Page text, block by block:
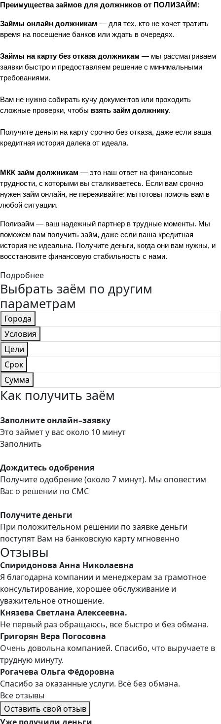
Преимущества займов для должников от ПОЛИЗАЙМ:
Займы онлайн должникам — для тех, кто не хочет тратить
время на посещение банков или ждать в очередях.
Займы на карту без отказа должникам — мы рассматриваем
заявки быстро и предоставляем решение с минимальными
требованиями.
Вам не нужно собирать кучу документов или проходить
сложные проверки, чтобы взять займ должнику.
Получите деньги на карту срочно без отказа, даже если ваша
кредитная история далека от идеала.
МКК займ должникам — это наш ответ на финансовые
трудности, с которыми вы сталкиваетесь. Если вам срочно
нужен займ онлайн, не переживайте: мы готовы помочь вам в
любой ситуации.
Полизайм — ваш надежный партнер в трудные моменты. Мы
поможем вам получить займ, даже если ваша кредитная
история не идеальна. Получите деньги, когда они вам нужны, и
восстановите финансовую стабильность с нами.
Подробнее
Выбрать заём по другим
параметрам
Города
Условия
Цели
Срок
Сумма
Как получить заём
Заполните онлайн–заявку
Это займет у вас около 10 минут
Заполнить
Дождитесь одобрения
Получите одобрение (около 7 минут). Мы оповестим
Вас о решении по СМС
Получите деньги
При положительном решении по заявке деньги
поступят Вам на банковскую карту мгновенно
Отзывы
Спиридонова Анна Николаевна
Я благодарна компании и менеджерам за грамотное
консультирование, хорошее обслуживание и
уважительное отношение.
Князева Светлана Алексеевна.
Не первый раз обращаюсь, все быстро и без обмана.
Григорян Вера Погосовна
Очень довольна компанией. Спасибо, что выручаете в
трудную минуту.
Рогачева Ольга Фёдоровна
Спасибо за оказанные услуги. Всё без обмана.
Все отзывы
Оставить свой отзыв